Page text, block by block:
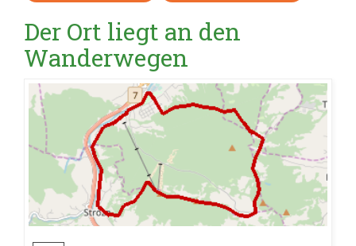
Der Ort liegt an den
Wanderwegen